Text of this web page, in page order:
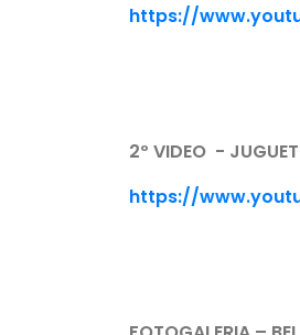
https://
2º VIDEO -
https://